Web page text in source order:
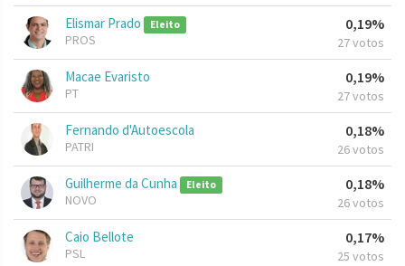
Elismar Prado Eleito
PROS
0,19%
27 votos
Macae Evaristo
PT
0,19%
27 votos
Fernando d'Autoescola
PATRI
0,18%
26 votos
Guilherme da Cunha Eleito
NOVO
0,18%
26 votos
Caio Bellote
PSL
0,17%
25 votos